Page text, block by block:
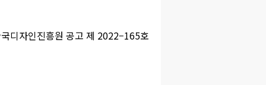
디자인진흥원 공고 제 2022–165호